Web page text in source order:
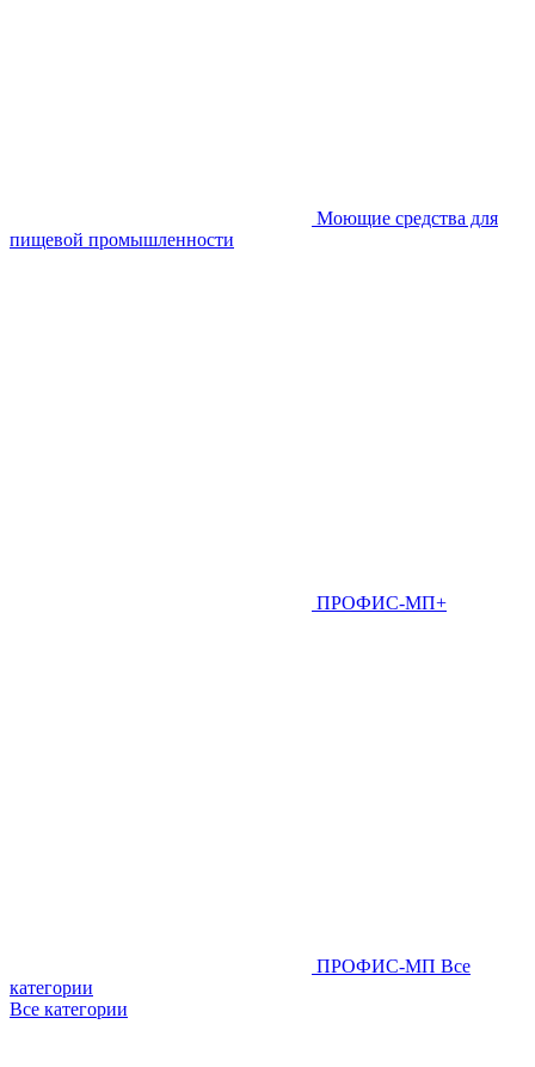
Моющие средства для
пищевой промышленности
ПРОФИС-МП+
ПРОФИС-МП Все
категории
Все категории